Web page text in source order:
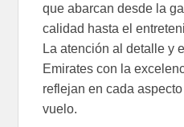
que abarcan desde la
calidad hasta el
La atención al detalle y
Emirates con la
reflejan en cada
vuelo.